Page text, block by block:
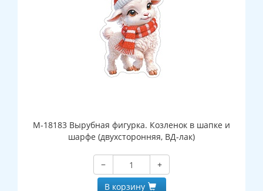
М-18183 Вырубная фигурка. Козленок в шапке и
шарфе (двухсторонняя, ВД-лак)
−
+
В корзину